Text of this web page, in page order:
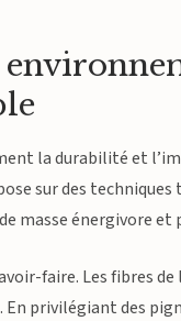
la durabilité et
sur des
masse énergivore et
faire. Les fibres de
privilégiant des